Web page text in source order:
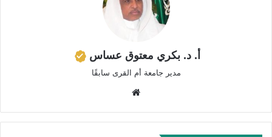
أ. د. بكري معتوق عساس
مدير جامعة أم القرى سابقًا
الوي